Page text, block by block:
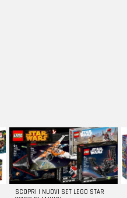
SCOPRI I NUOVI SET LEGO STAR